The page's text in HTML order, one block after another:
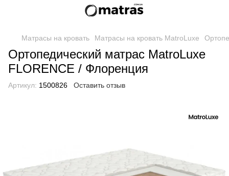
Матрасы на кровать Матрасы на кровать MatroLuxe
Ортопедический матрас MatroLuxe
FLОRENCE / Флоренция
Артикул: 1500826 Оставить отзыв